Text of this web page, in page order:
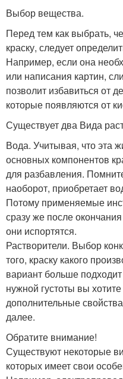
Выбор вещества.
Перед тем как выбрать,
краску, следует
Например, если она
или написания картин,
позволит избавиться от
которые появляются от
Существует два Вида
Вода. Учитывая, что эта
основных компонентов
для разбавления.
наоборот, приобретает
Потому применяемые
сразу же после
они испортятся.
Растворители. Выбор
того, краску какого
вариант больше
нужной густоты вы
дополнительные
далее.
Обратите внимание!
Существуют некоторые
которых имеет свои